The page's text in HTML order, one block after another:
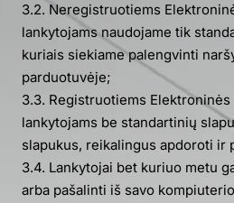
3.2. Neregistruotiems
lankytojams naudojame tik
kuriais siekiame palengvinti
parduotuvėje;
3.3. Registruotiems
lankytojams be standartinių
slapukus, reikalingus apdoroti ir
3.4. Lankytojai bet kuriuo metu
arba pašalinti iš savo